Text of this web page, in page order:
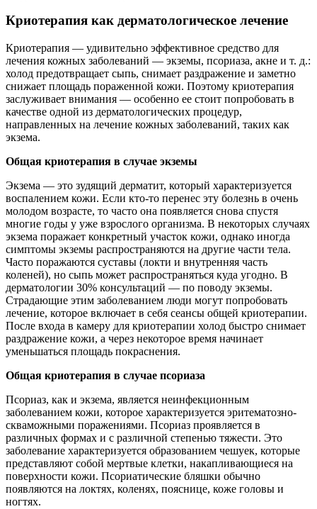
Криотерапия как дерматологическое лечение
Криотерапия — удивительно эффективное средство для
лечения кожных заболеваний — экземы, псориаза, акне и т. д.:
холод предотвращает сыпь, снимает раздражение и заметно
снижает площадь пораженной кожи. Поэтому криотерапия
заслуживает внимания — особенно ее стоит попробовать в
качестве одной из дерматологических процедур,
направленных на лечение кожных заболеваний, таких как
экзема.
Общая криотерапия в случае экземы
Экзема — это зудящий дерматит, который характеризуется
воспалением кожи. Если кто-то перенес эту болезнь в очень
молодом возрасте, то часто она появляется снова спустя
многие годы у уже взрослого организма. В некоторых случаях
экзема поражает конкретный участок кожи, однако иногда
симптомы экземы распространяются на другие части тела.
Часто поражаются суставы (локти и внутренняя часть
коленей), но сыпь может распространяться куда угодно. В
дерматологии 30% консультаций — по поводу экземы.
Страдающие этим заболеванием люди могут попробовать
лечение, которое включает в себя сеансы общей криотерапии.
После входа в камеру для криотерапии холод быстро снимает
раздражение кожи, а через некоторое время начинает
уменьшаться площадь покраснения.
Общая криотерапия в случае псориаза
Псориаз, как и экзема, является неинфекционным
заболеванием кожи, которое характеризуется эритематозно-
скваможными поражениями. Псориаз проявляется в
различных формах и с различной степенью тяжести. Это
заболевание характеризуется образованием чешуек, которые
представляют собой мертвые клетки, накапливающиеся на
поверхности кожи. Псориатические бляшки обычно
появляются на локтях, коленях, пояснице, коже головы и
ногтях.